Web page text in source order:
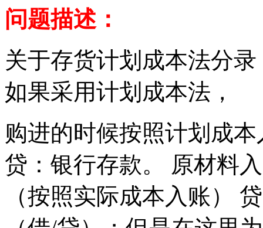
问题描述：
关于存货计划成本法分
如果采用计划成本法，
购进的时候按照计划成
贷：银行存款。 原材料
（按照实际成本入账）